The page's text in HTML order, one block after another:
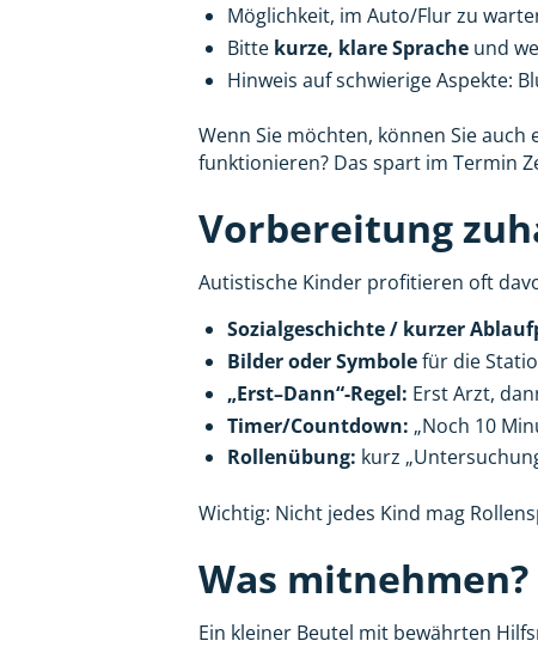
Möglichkeit, im Auto/Flur zu
Bitte kurze, klare Sprache und
Hinweis auf schwierige Aspekte:
Wenn Sie möchten, können Sie
funktionieren? Das spart im Termin
Vorbereitung
Autistische Kinder profitieren oft
Sozialgeschichte / kurzer
Bilder oder Symbolefür die
„Erst–Dann“-Regel: Erst Arzt,
Timer/Countdown: „Noch 10
Rollenübung: kurz
Wichtig: Nicht jedes Kind mag
Was
Ein kleiner Beutel mit bewährten